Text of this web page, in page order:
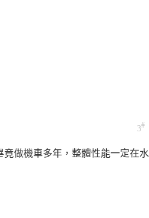
3#
竟做機車多年，整體性能一定在水